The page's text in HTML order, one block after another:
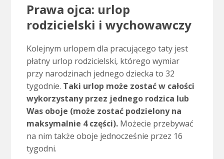
Prawa ojca: urlop
rodzicielski i wychowawczy
Kolejnym urlopem dla pracującego taty jest
płatny urlop rodzicielski, którego wymiar
przy narodzinach jednego dziecka to 32
tygodnie. Taki urlop może zostać w całości
wykorzystany przez jednego rodzica lub
Was oboje (może zostać podzielony na
maksymalnie 4 części).Możecie przebywać
na nim także oboje jednocześnie przez 16
tygodni.